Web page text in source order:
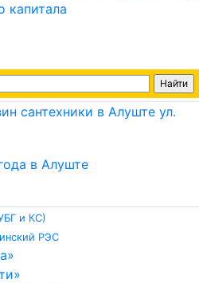
капитала
и КС)
РЭС